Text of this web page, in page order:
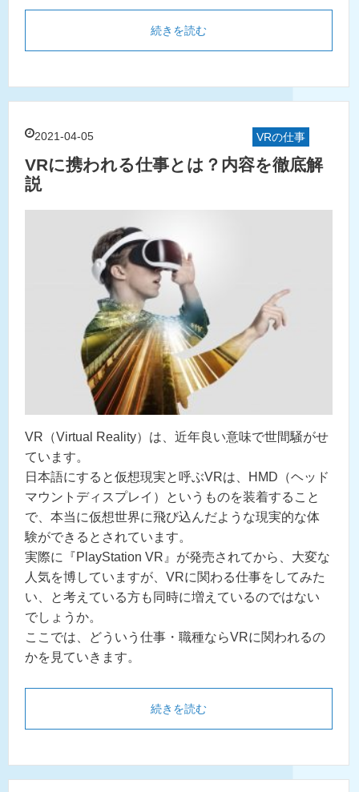
続きを読む
2021-04-05 VRの仕事
VRに携われる仕事とは？内容を徹底解
説
VR（Virtual Reality）は、近年良い意味で世間騒がせ
ています。
日本語にすると仮想現実と呼ぶVRは、HMD（ヘッド
マウントディスプレイ）というものを装着すること
で、本当に仮想世界に飛び込んだような現実的な体
験ができるとされています。
実際に『PlayStation VR』が発売されてから、大変な
人気を博していますが、VRに関わる仕事をしてみた
い、と考えている方も同時に増えているのではない
でしょうか。
ここでは、どういう仕事・職種ならVRに関われるの
かを見ていきます。
続きを読む